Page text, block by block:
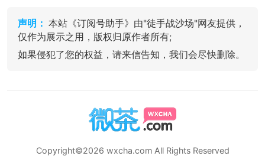
声明： 本站《订阅号助手》由"徒手战沙场"网友提供，
仅作为展示之用，版权归原作者所有;
如果侵犯了您的权益，请来信告知，我们会尽快删除。
Copyright©2026 wxcha.com All Rights Reserved